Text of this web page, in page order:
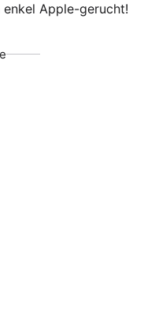
enkel Apple-gerucht!